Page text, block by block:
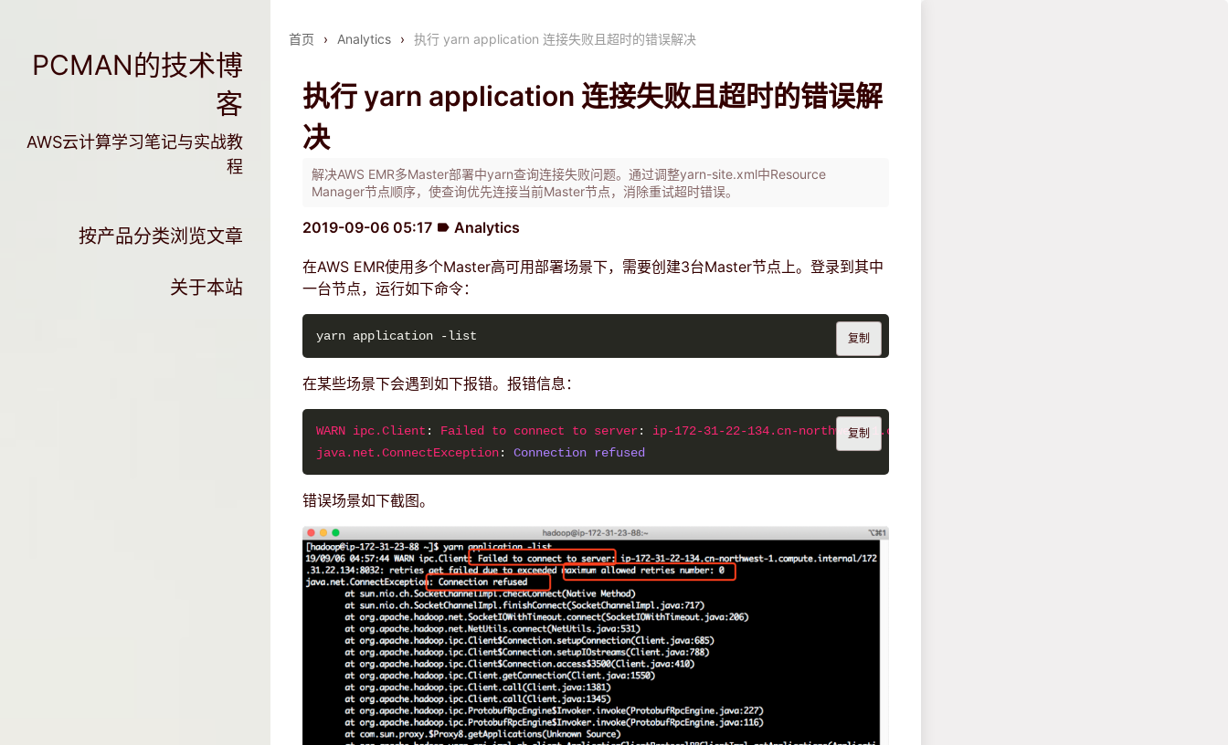
首页 › Analytics › 执行 yarn application 连接失败且超时的错误解决
执行 yarn application 连接失败且超时的错误解
决
解决AWS EMR多Master部署中yarn查询连接失败问题。通过调整yarn-site.xml中Resource
Manager节点顺序，使查询优先连接当前Master节点，消除重试超时错误。
2019-09-06 05:17 label Analytics
在AWS EMR使用多个Master高可用部署场景下，需要创建3台Master节点上。登录到其中
一台节点，运行如下命令：
复制
在某些场景下会遇到如下报错。报错信息：
WARN ipc.Client : Failed to connect to server: ip-172-31-22-134.cn-northwest-1.compute.internal/172.31.22.134:8032
java.net.ConnectException: Connection refused
复制
错误场景如下截图。
PCMAN的技术博
客
AWS云计算学习笔记与实战教
程
按产品分类浏览文章
关于本站